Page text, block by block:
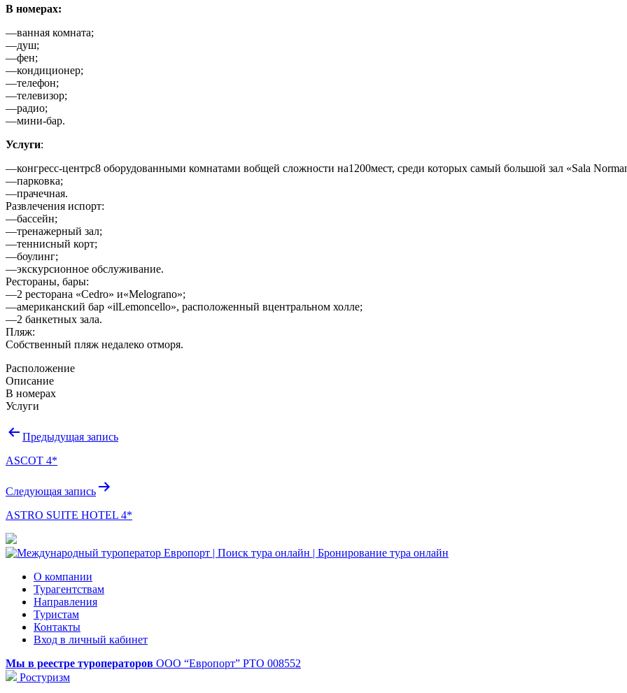
В номерах:
—ванная комната;
—душ;
—фен;
—кондиционер;
—телефон;
—телевизор;
—радио;
—мини-бар.
Услуги:
—конгресс-центрс8 оборудованными комнатами вобщей сложности на1200мест, среди которых самый большой зал «Sala
—парковка;
—прачечная.
Развлечения испорт:
—бассейн;
—тренажерный зал;
—теннисный корт;
—боулинг;
—экскурсионное обслуживание.
Рестораны, бары:
—2 ресторана «Cedro» и«Melograno»;
—американский бар «ilLemoncello», расположенный вцентральном холле;
—2 банкетных зала.
Пляж:
Собственный пляж недалеко отморя.
Расположение
Описание
В номерах
Услуги
Навигация
записям
Предыдущая запись
ASCOT 4*
Следующая запись
ASTRO SUITE HOTEL 4*
О компании
Турагентствам
Направления
Туристам
Контакты
Вход в личный кабинет
Мы в реестре туроператоров ООО “Европорт” РТО 008552
Ростуризм